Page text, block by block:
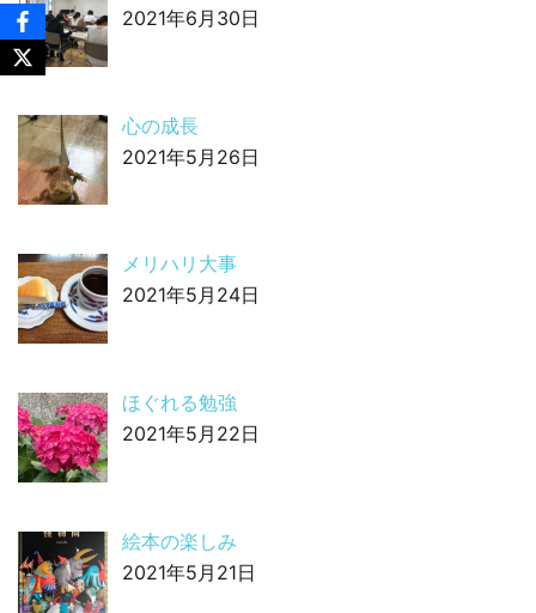
2021年6月30日
心の成長
2021年5月26日
メリハリ大事
2021年5月24日
ほぐれる勉強
2021年5月22日
絵本の楽しみ
2021年5月21日